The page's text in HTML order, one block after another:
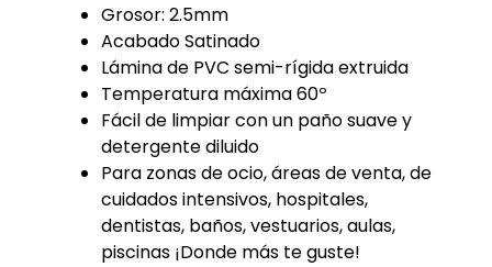
Grosor: 2.5mm
Acabado Satinado
Lámina de PVC semi-rígida extruida
Temperatura máxima 60º
Fácil de limpiar con un paño suave y
detergente diluido
Para zonas de ocio, áreas de venta, de
cuidados intensivos, hospitales,
dentistas, baños, vestuarios, aulas,
piscinas ¡Donde más te guste!